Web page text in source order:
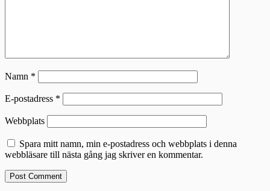
Namn *
E-postadress *
Webbplats
Spara mitt namn, min e-postadress och webbplats i denna
webbläsare till nästa gång jag skriver en kommentar.